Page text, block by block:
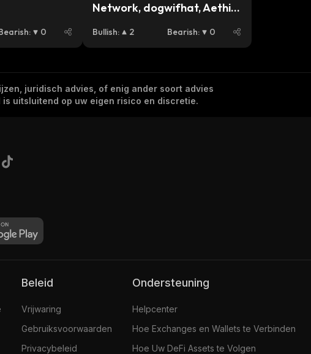
: 0
Network, dogwifhat, Aethir
Bullish: 2 Bearish: 0
juridisch advies, of enig ander soort advies
uitsluitend op uw eigen risico en discretie.
Beleid
Vrijwaring
Gebruiksvoorwaarden
Privacybeleid
Ondersteuning
Helpcenter
Hoe Exchanges en Wallets te Verbinden
Hoe Uw DeFi Assets te Volgen